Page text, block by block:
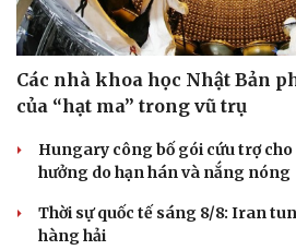
Các nhà khoa học Nhật Bản
của “hạt ma” trong vũ trụ
Hungary công bố gói cứu trợ
hưởng do hạn hán và nắng nóng
Thời sự quốc tế sáng 8/8: Iran
hàng hải